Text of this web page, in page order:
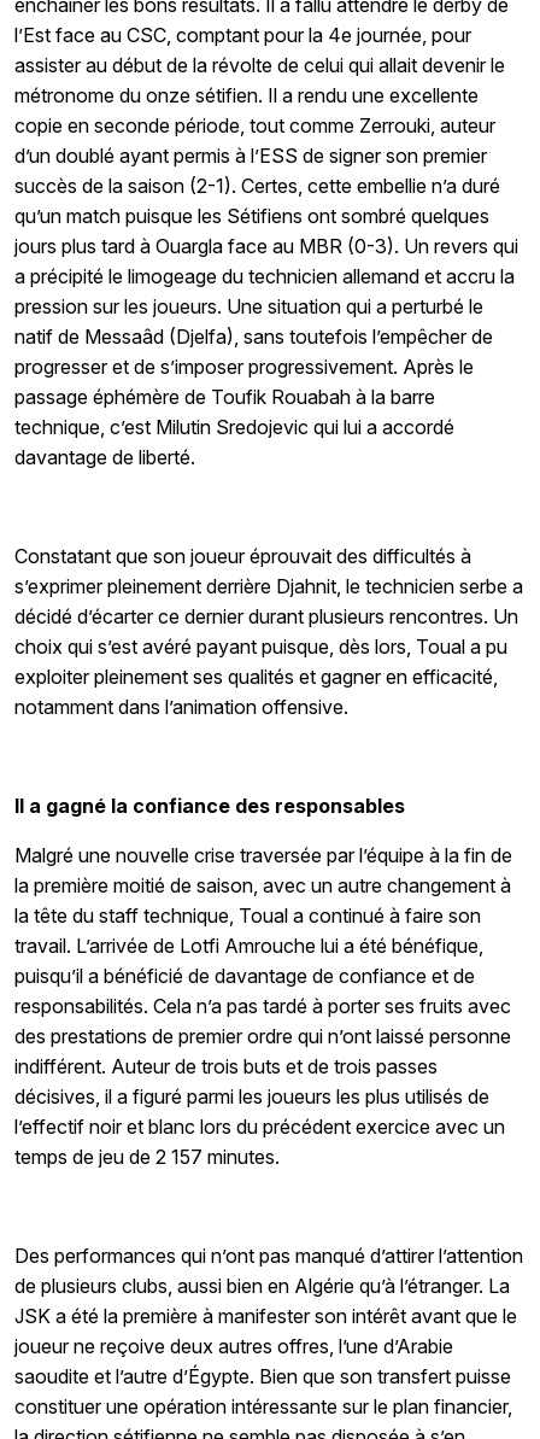
l’Est face au CSC, comptant pour la 4e journée, pour
assister au début de la révolte de celui qui allait devenir le
métronome du onze sétifien. Il a rendu une excellente
copie en seconde période, tout comme Zerrouki, auteur
d’un doublé ayant permis à l’ESS de signer son premier
succès de la saison (2-1). Certes, cette embellie n’a duré
qu’un match puisque les Sétifiens ont sombré quelques
jours plus tard à Ouargla face au MBR (0-3). Un revers qui
a précipité le limogeage du technicien allemand et accru la
pression sur les joueurs. Une situation qui a perturbé le
natif de Messaâd (Djelfa), sans toutefois l’empêcher de
progresser et de s’imposer progressivement. Après le
passage éphémère de Toufik Rouabah à la barre
technique, c’est Milutin Sredojevic qui lui a accordé
davantage de liberté.
Constatant que son joueur éprouvait des difficultés à
s’exprimer pleinement derrière Djahnit, le technicien serbe a
décidé d’écarter ce dernier durant plusieurs rencontres. Un
choix qui s’est avéré payant puisque, dès lors, Toual a pu
exploiter pleinement ses qualités et gagner en efficacité,
notamment dans l’animation offensive.
Il a gagné la confiance des responsables
Malgré une nouvelle crise traversée par l’équipe à la fin de
la première moitié de saison, avec un autre changement à
la tête du staff technique, Toual a continué à faire son
travail. L’arrivée de Lotfi Amrouche lui a été bénéfique,
puisqu’il a bénéficié de davantage de confiance et de
responsabilités. Cela n’a pas tardé à porter ses fruits avec
des prestations de premier ordre qui n’ont laissé personne
indifférent. Auteur de trois buts et de trois passes
décisives, il a figuré parmi les joueurs les plus utilisés de
l’effectif noir et blanc lors du précédent exercice avec un
temps de jeu de 2 157 minutes.
Des performances qui n’ont pas manqué d’attirer l’attention
de plusieurs clubs, aussi bien en Algérie qu’à l’étranger. La
JSK a été la première à manifester son intérêt avant que le
joueur ne reçoive deux autres offres, l’une d’Arabie
saoudite et l’autre d’Égypte. Bien que son transfert puisse
constituer une opération intéressante sur le plan financier,